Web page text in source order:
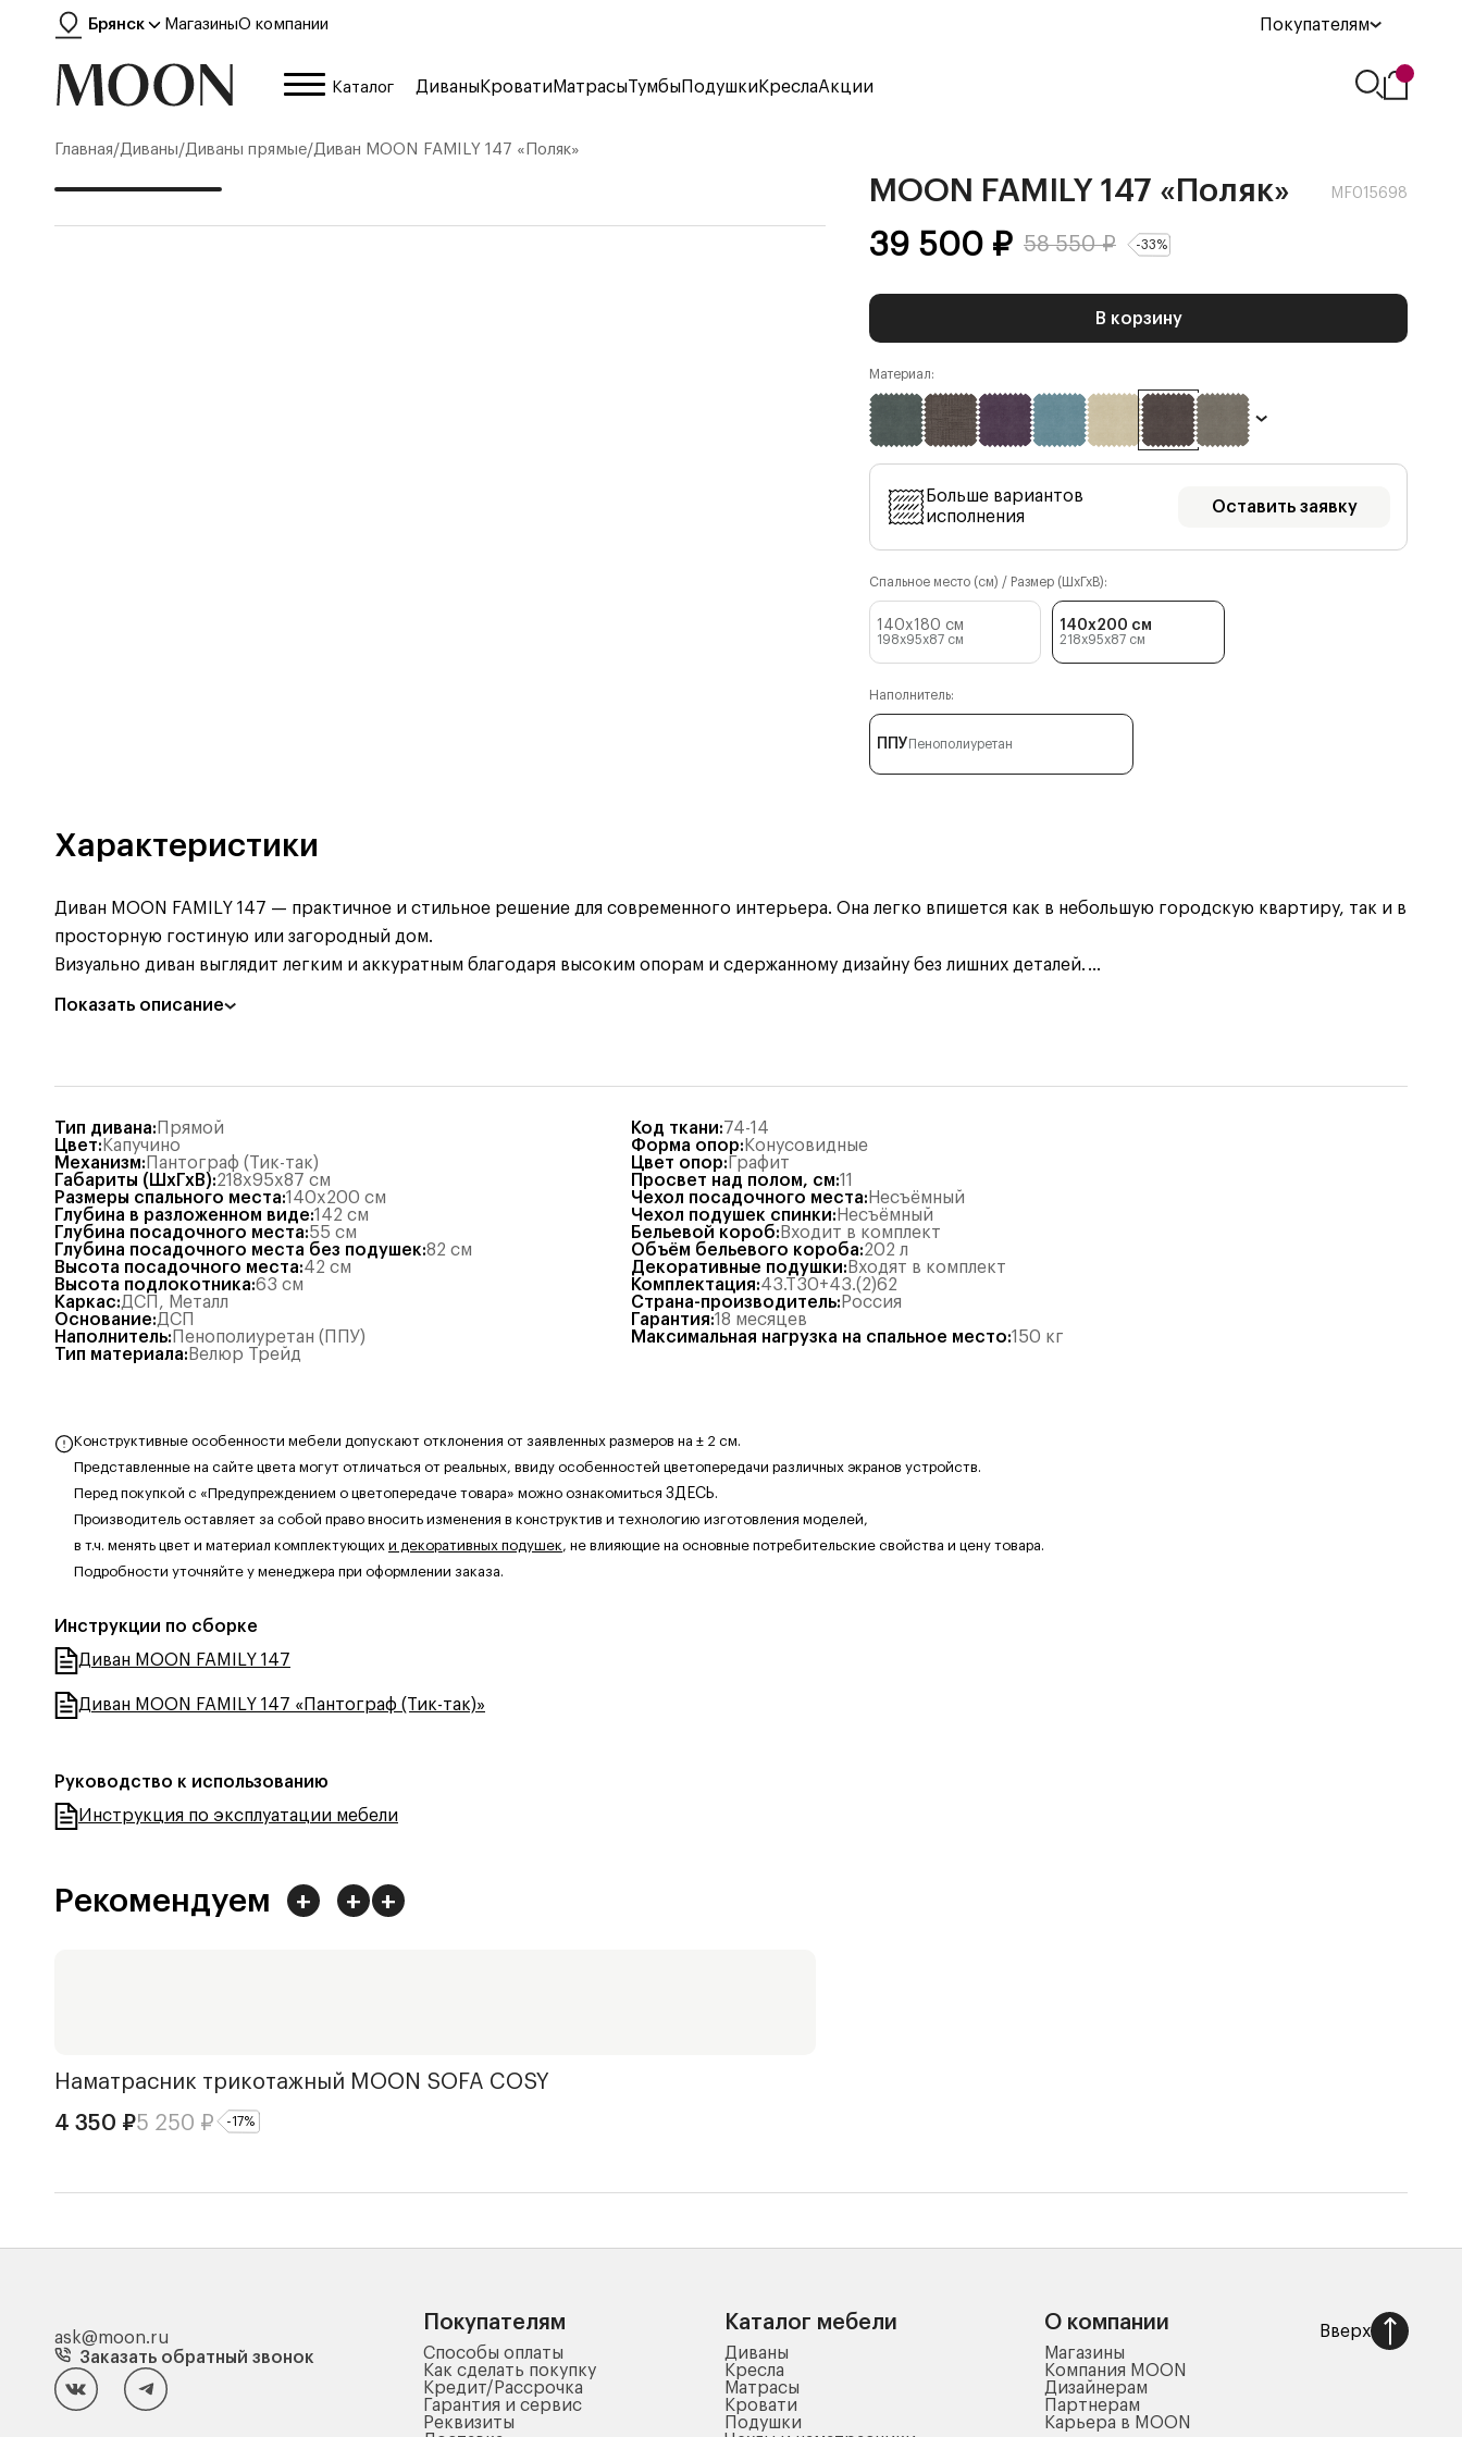
Брянск МагазиныО компании Покупателям
Каталог ДиваныКроватиМатрасыТумбыПодушкиКреслаАкции
Главная/Диваны/Диваны прямые/Диван MOON FAMILY 147 «Поляк»
MOON FAMILY 147 «Поляк» MF015698
39 500 ₽ 58 550₽ -33%
В корзину
Материал:
Больше вариантов
исполнения
Оставить заявку
Спальное место (см) / Размер (ШхГхВ):
140x180 см
198x95x87 см
140x200 см
218x95x87 см
Наполнитель:
ППУ Пенополиуретан
Характеристики
Диван MOON FAMILY 147 — практичное и стильное решение для современного интерьера. Она легко впишется как в небольшую городскую квартиру, так и в
просторную гостиную или загородный дом.
Визуально диван выглядит легким и аккуратным благодаря высоким опорам и сдержанному дизайну без лишних деталей. ...
Показать описание
Тип дивана: Прямой
Цвет: Капучино
Механизм: Пантограф (Тик-так)
Габариты (ШхГхВ):218x95x87 см
Размеры спального места:140x200 см
Глубина в разложенном виде:142 см
Глубина посадочного места:55 см
Глубина посадочного места без подушек:82 см
Высота посадочного места:42 см
Высота подлокотника:63 см
Каркас:ДСП, Металл
Основание:ДСП
Наполнитель: Пенополиуретан (ППУ)
Тип материала: Велюр Трейд
Код ткани:74-14
Форма опор: Конусовидные
Цвет опор: Графит
Просвет над полом, см:11
Чехол посадочного места: Несъёмный
Чехол подушек спинки: Несъёмный
Бельевой короб: Входит в комплект
Объём бельевого короба:202 л
Декоративные подушки: Входят в комплект
Комплектация:43.Т30+43.(2)62
Страна-производитель: Россия
Гарантия:18 месяцев
Максимальная нагрузка на спальное место:150 кг
Конструктивные особенности мебели допускают отклонения от заявленных размеров на ± 2 см.
Представленные на сайте цвета могут отличаться от реальных, ввиду особенностей цветопередачи различных экранов устройств.
Перед покупкой с «Предупреждением о цветопередаче товара» можно ознакомиться ЗДЕСЬ.
Производитель оставляет за собой право вносить изменения в конструктив и технологию изготовления моделей,
в т.ч. менять цвет и материал комплектующих и декоративных подушек, не влияющие на основные потребительские свойства и цену товара.
Подробности уточняйте у менеджера при оформлении заказа.
Инструкции по сборке
Диван MOON FAMILY 147
Диван MOON FAMILY 147 «Пантограф (Тик-так)»
Руководство к использованию
Инструкция по эксплуатации мебели
+
+
+
Рекомендуем
Наматрасник трикотажный MOON SOFA COSY
4 350 ₽5 250 ₽ -17%
ask@moon.ru
Заказать обратный звонок
Покупателям
Способы оплаты
Как сделать покупку
Кредит/Рассрочка
Гарантия и сервис
Реквизиты
Каталог мебели
Диваны
Кресла
Матрасы
Кровати
Подушки
О компании
Магазины
Компания MOON
Дизайнерам
Партнерам
Карьера в MOON
Вверх